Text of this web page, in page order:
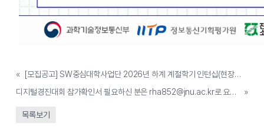
«
[모집공고] SW중심대학사업단 2026년 하계 계절학기 인턴십(현장실습) 추가 학생 모집
디지털경진대회 참가확인서 필요하신 분은 rha852@jnu.ac.kr로 요청하시기 바랍니다.
»
목록보기